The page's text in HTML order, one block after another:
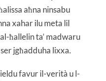
aħna ninsabu
xahar ilu meta lil
ħallelin ta’ madwaru
jgħadduha lixxa.
favur il-verità u l-